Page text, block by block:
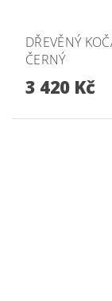
DŘEVĚNÝ
ČERNÝ
3 420 Kč